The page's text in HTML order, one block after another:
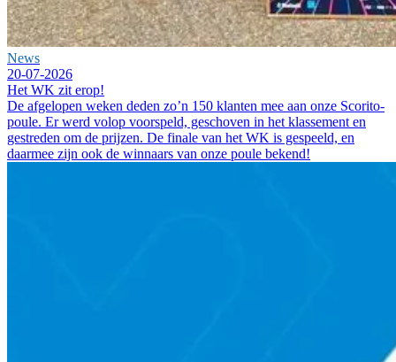
News
20-07-2026
Het WK zit erop!
De afgelopen weken deden zo’n 150 klanten mee aan onze Scorito-
poule. Er werd volop voorspeld, geschoven in het klassement en
gestreden om de prijzen. De finale van het WK is gespeeld, en
daarmee zijn ook de winnaars van onze poule bekend!